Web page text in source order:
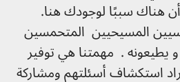
هناك سببًا لوجودك هنا.
المسيحيين المتحمسين
و يطيعونه . مهمتنا هي توفير
استكشاف أسئلتهم ومشاركة